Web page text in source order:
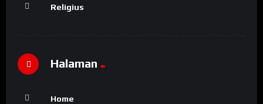
Religius
Halaman
Home